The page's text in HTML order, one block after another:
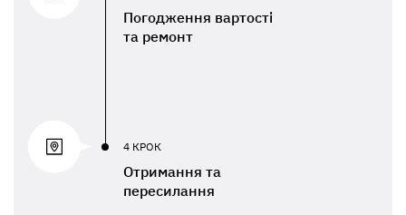
Погодження вартості
та ремонт
4 КРОК
Отримання та
пересилання